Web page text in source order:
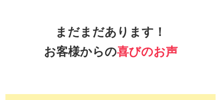
まだまだあります！
お客様からの喜びのお声